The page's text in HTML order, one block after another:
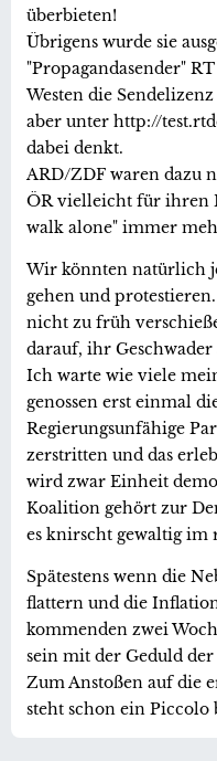
überbieten!
Übrigens wurde sie
"Propagandasender"
Westen die
aber unter http://
dabei denkt.
ARD/ZDF waren dazu
ÖR vielleicht für ihren
walk alone" immer
Wir könnten natürlich
gehen und
nicht zu früh
darauf, ihr Geschwader
Ich warte wie viele
genossen erst einmal
Regierungsunfähige
zerstritten und das
wird zwar Einheit
Koalition gehört zur
es knirscht gewaltig im
Spätestens wenn die
flattern und die
kommenden zwei
sein mit der Geduld der
Zum Anstoßen auf die
steht schon ein Piccolo